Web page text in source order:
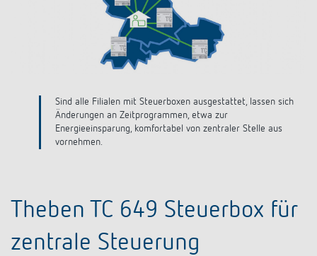
Ansprechpartner OEM
Anfrageformular
Anfahrt
Sind alle Filialen mit Steuerboxen ausgestattet, lassen sich
Änderungen an Zeitprogrammen, etwa zur
Energieeinsparung, komfortabel von zentraler Stelle aus
vornehmen.
Theben TC 649 Steuerbox für
zentrale Steuerung